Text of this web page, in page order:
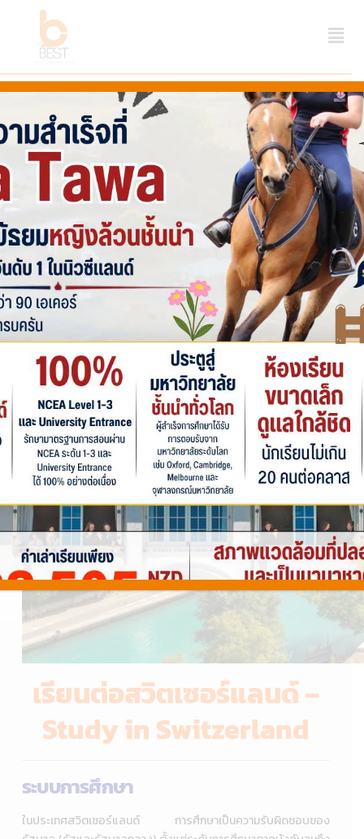
เรียนต่อสวิตเซอร์แลนด์
เรียนต่อสวิตเซอร์แลนด์
Last updated June 5, 2025 Webmaster Thebest
เรียนต่อสวิตเซอร์แลนด์ –
Study in Switzerland
ระบบการศึกษา
ในประเทศสวิตเซอร์แลนด์ การศึกษาเป็นความรับผิดชอบของ